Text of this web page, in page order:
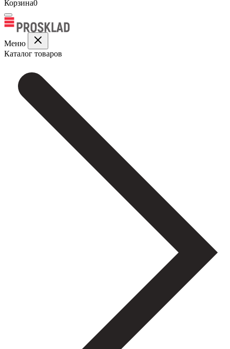
Корзина0
Меню
Каталог товаров